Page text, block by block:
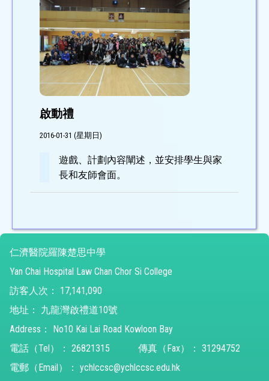
啟動禮
2016-01-31 (星期日)
遊戲、計劃內容闡述，並安排學生與家
長和友師會面。
仁濟醫院羅陳楚思中學
Yan Chai Hospital Law Chan Chor Si College
訪客人次：
17,141,090
地址：
九龍灣啟禮道10號
Address：
No10 Kai Lai Road Kowloon Bay
電話（Tel）： 26821315 傳真（Fax）： 31294752
電郵（Email）： ychlccsc@ychlccsc.edu.hk